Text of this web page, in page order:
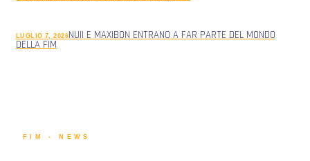
LUGLIO 7, 2026NUII E MAXIBON ENTRANO A FAR PARTE DEL MONDO
DELLA FIM
FIM - NEWS